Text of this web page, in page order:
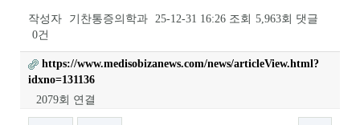
작성자 기찬통증의학과 25-12-31 16:26 조회 5,963회 댓글
0건
https://www.medisobizanews.com/news/articleView.html?
idxno=131136
2079회 연결